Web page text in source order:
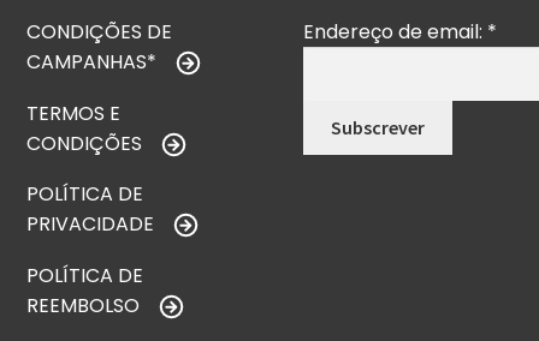
CONDIÇÕES DE
CAMPANHAS*
TERMOS E
CONDIÇÕES
POLÍTICA DE
PRIVACIDADE
POLÍTICA DE
REEMBOLSO
Endereço de email: *